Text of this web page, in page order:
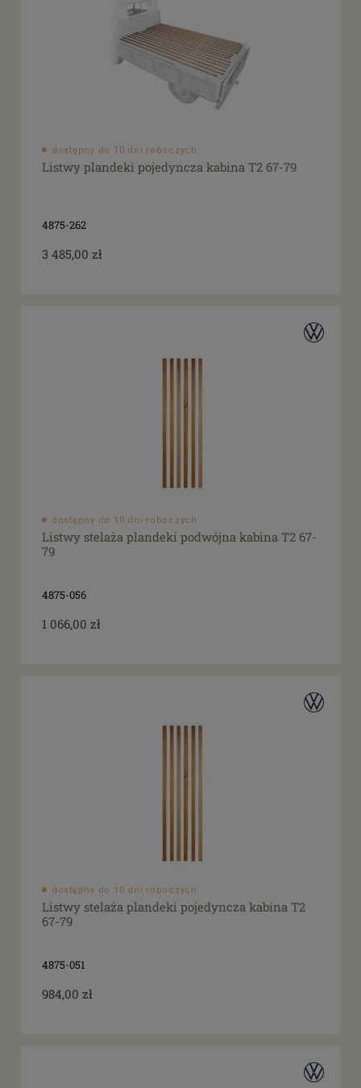
dostępny do 10 dni roboczych
Listwy plandeki pojedyncza kabina T2 67-79
4875-262
3 485,00 zł
dostępny do 10 dni roboczych
Listwy stelaża plandeki podwójna kabina T2 67-
79
4875-056
1 066,00 zł
dostępny do 10 dni roboczych
Listwy stelaża plandeki pojedyncza kabina T2
67-79
4875-051
984,00 zł